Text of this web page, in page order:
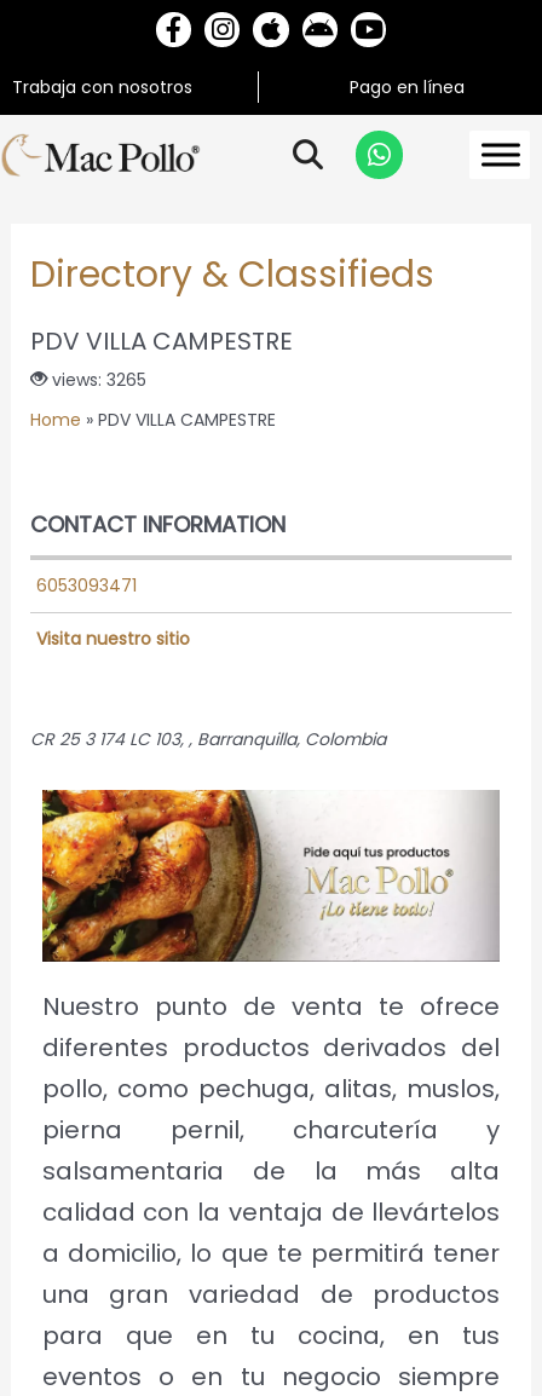
Trabaja con nosotros Pago en línea
Directory & Classifieds
PDV VILLA CAMPESTRE
views: 3265
Home » PDV VILLA CAMPESTRE
CONTACT INFORMATION
6053093471
Visita nuestro sitio
CR 25 3 174 LC 103, , Barranquilla, Colombia
Nuestro punto de venta te ofrece
diferentes productos derivados del
pollo, como pechuga, alitas, muslos,
pierna pernil, charcutería y
salsamentaria de la más alta
calidad con la ventaja de llevártelos
a domicilio, lo que te permitirá tener
una gran variedad de productos
para que en tu cocina, en tus
eventos o en tu negocio siempre